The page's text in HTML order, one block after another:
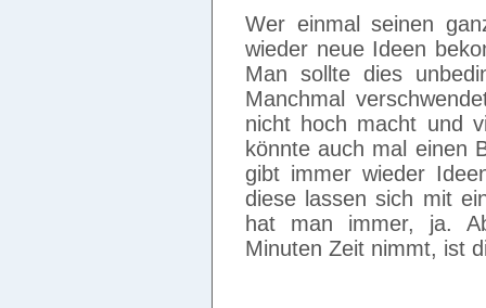
Wer einmal seinen
wieder neue Ideen
Man sollte dies
Manchmal
nicht hoch macht und
könnte auch mal einen
gibt immer wieder
diese lassen sich mit
hat man immer, ja.
Minuten Zeit nimmt, ist